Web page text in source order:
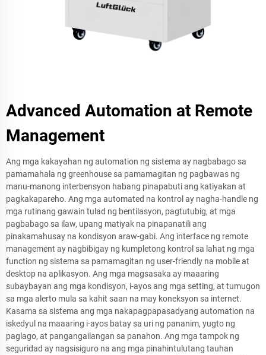
Advanced Automation at Remote
Management
Ang mga kakayahan ng automation ng sistema ay nagbabago sa
pamamahala ng greenhouse sa pamamagitan ng pagbawas ng
manu-manong interbensyon habang pinapabuti ang katiyakan at
pagkakapareho. Ang mga automated na kontrol ay nagha-handle ng
mga rutinang gawain tulad ng bentilasyon, pagtutubig, at mga
pagbabago sa ilaw, upang matiyak na pinapanatili ang
pinakamahusay na kondisyon araw-gabi. Ang interface ng remote
management ay nagbibigay ng kumpletong kontrol sa lahat ng mga
function ng sistema sa pamamagitan ng user-friendly na mobile at
desktop na aplikasyon. Ang mga magsasaka ay maaaring
subaybayan ang mga kondisyon, i-ayos ang mga setting, at tumugon
sa mga alerto mula sa kahit saan na may koneksyon sa internet.
Kasama sa sistema ang mga nakapagpapasadyang automation na
iskedyul na maaaring i-ayos batay sa uri ng pananim, yugto ng
paglago, at pangangailangan sa panahon. Ang mga tampok ng
seguridad ay nagsisiguro na ang mga pinahintulutang tauhan